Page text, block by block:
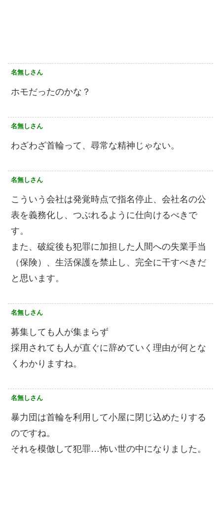
名無しさん
ホモだったのかな？
名無しさん
わざわざ首輪って、尋常な精神じゃない。
名無しさん
こういう会社は発覚時点で指名停止、会社名の公
表を義務化し、つぶれるように仕向けるべきで
す。
また、破綻後も犯罪に加担した人間への失業手当
（保険）、生活保護を禁止し、完全に干すべきだ
と思います。
名無しさん
募集しても人が集まらず
採用されても人が直ぐに辞めていく理由が何とな
くわかりますね。
名無しさん
暴力団は首輪を利用して小屋に閉じ込めたりする
のですね。
それを模倣して犯罪…怖い世の中になりました。